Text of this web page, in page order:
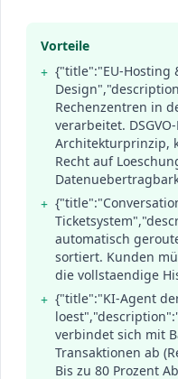
Vorteile
+ {"title":"EU-Hosting
Rechenzentren in
verarbeitet.
Architekturprinzip,
Recht auf
+
automatisch
sortiert. Kunden
die vollstaendige
+ {"title":"KI-Agent
verbindet sich mit
Transaktionen ab
Bis zu 80 Prozent